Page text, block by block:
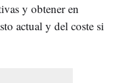
y obtener en
actual y del coste si